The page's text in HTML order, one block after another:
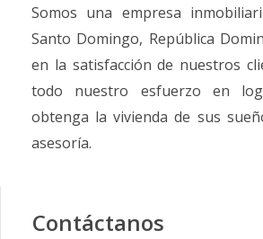
Somos una empresa
Santo Domingo, República
en la satisfacción de nuestros
todo nuestro esfuerzo en
obtenga la vivienda de sus
asesoría.
Contáctanos